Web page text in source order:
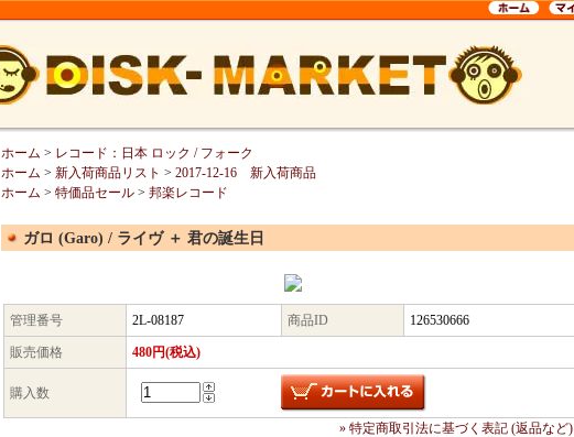
ホーム > レコード：日本 ロック / フォーク
ホーム > 新入荷商品リスト > 2017-12-16 新入荷商品
ホーム > 特価品セール > 邦楽レコード
ガロ (Garo) / ライヴ ＋ 君の誕生日
管理番号 2L-08187 商品ID 126530666
販売価格 480円(税込)
購入数
» 特定商取引法に基づく表記 (返品など)